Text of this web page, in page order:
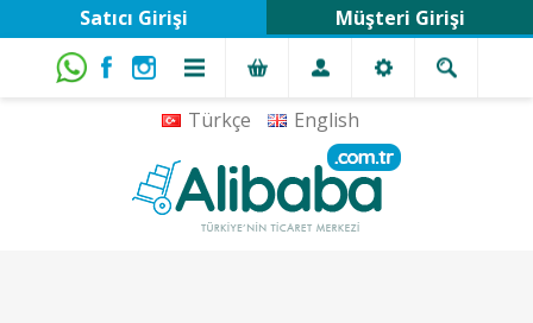
Türkçe English
Satıcı Girişi Müşteri Girişi